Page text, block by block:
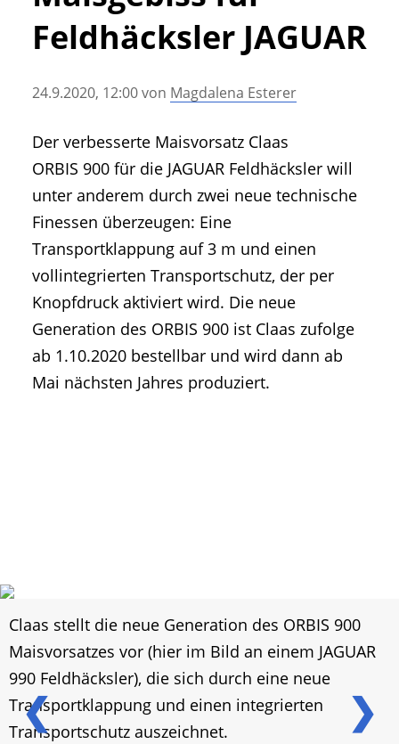
• Geschichte und Geschichten
• Messen und Veranstaltungen
• Agritechnica Neuheiten Archiv
Feldhäcksler JAGUAR
24.9.2020, 12:00von Magdalena Esterer
Der verbesserte Maisvorsatz Claas
ORBIS 900 für die JAGUAR Feldhäcksler will
unter anderem durch zwei neue technische
Finessen überzeugen: Eine
Transportklappung auf 3 m und einen
vollintegrierten Transportschutz, der per
Knopfdruck aktiviert wird. Die neue
Generation des ORBIS 900 ist Claas zufolge
ab 1.10.2020 bestellbar und wird dann ab
Mai nächsten Jahres produziert.
❮ ❯
Claas stellt die neue Generation des ORBIS 900
Maisvorsatzes vor (hier im Bild an einem JAGUAR
990 Feldhäcksler), die sich durch eine neue
Transportklappung und einen integrierten
Transportschutz auszeichnet.